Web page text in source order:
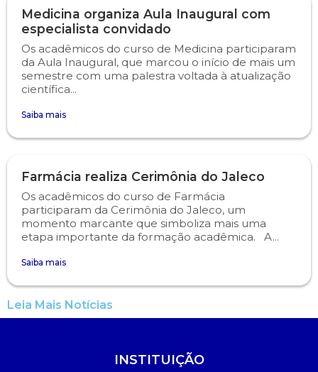
Medicina organiza Aula Inaugural com
especialista convidado
Os acadêmicos do curso de Medicina participaram
da Aula Inaugural, que marcou o início de mais um
semestre com uma palestra voltada à atualização
científica...
Saiba mais
Farmácia realiza Cerimônia do Jaleco
Os acadêmicos do curso de Farmácia
participaram da Cerimônia do Jaleco, um
momento marcante que simboliza mais uma
etapa importante da formação acadêmica. A...
Saiba mais
Leia Mais Notícias
INSTITUIÇÃO
Nutrição
Odontologia
Psicologia
Publicidade e Propaganda
Ouvidoria
Plano de Ensino
Segunda Chamada
Seguro Escolar
Portal do RH
Programa de Monitoria
Publicações Científicas
Revistas Campo Real